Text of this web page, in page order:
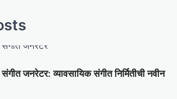
जनरेटर: व्यावसायिक संगीत निर्मितीची नवीन